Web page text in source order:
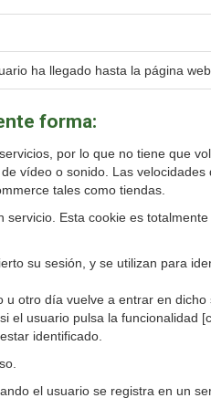
ha llegado hasta la página web.
forma:
por lo que no tiene que
vídeo o sonido. Las velocidades
tales como tiendas.
Esta cookie es
su sesión, y se utilizan para
otro día vuelve a entrar en dicho
el usuario pulsa la funcionalidad
identificado.
el usuario se registra en un